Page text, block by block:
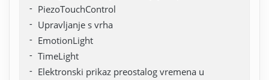
PiezoTouchControl
Upravljanje s vrha
EmotionLight
TimeLight
Elektronski prikaz preostalog vremena u